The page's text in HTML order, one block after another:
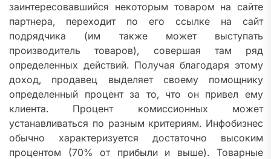
заинтересовавшийся некоторым товаром на сайте
партнера, переходит по его ссылке на сайт
подрядчика (им также может выступать
производитель товаров), совершая там ряд
определенных действий. Получая благодаря этому
доход, продавец выделяет своему помощнику
определенный процент за то, что он привел ему
клиента. Процент комиссионных может
устанавливаться по разным критериям. Инфобизнес
обычно характеризуется достаточно высоким
процентом (70% от прибыли и выше). Товарные